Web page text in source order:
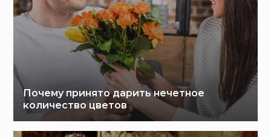
Почему принято дарить нечетное
количество цветов